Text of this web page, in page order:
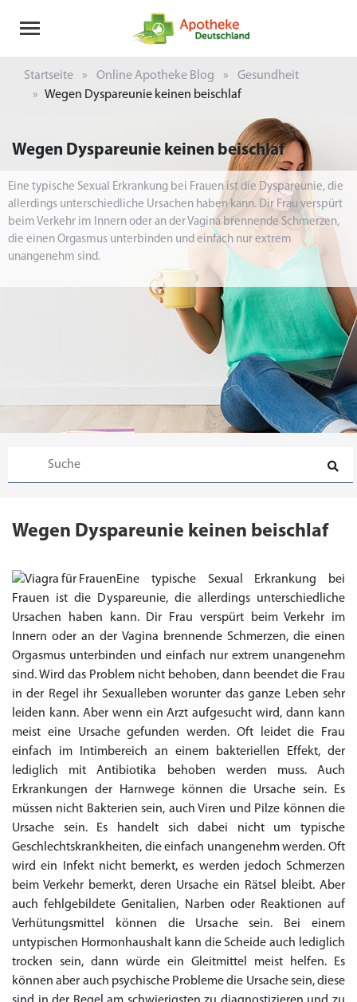
Startseite Online Apotheke Blog
Gesundheit
Wegen Dyspareunie keinen beischlaf
Wegen Dyspareunie keinen beischlaf
Eine typische Sexual Erkrankung bei Frauen ist die Dyspareunie, die
allerdings unterschiedliche Ursachen haben kann. Dir Frau verspürt
beim Verkehr im Innern oder an der Vagina brennende Schmerzen,
die einen Orgasmus unterbinden und einfach nur extrem
unangenehm sind.
Wegen Dyspareunie keinen beischlaf
Eine typische Sexual Erkrankung bei
Frauen ist die Dyspareunie, die allerdings unterschiedliche
Ursachen haben kann. Dir Frau verspürt beim Verkehr im
Innern oder an der Vagina brennende Schmerzen, die einen
Orgasmus unterbinden und einfach nur extrem unangenehm
sind. Wird das Problem nicht behoben, dann beendet die Frau
in der Regel ihr Sexualleben worunter das ganze Leben sehr
leiden kann. Aber wenn ein Arzt aufgesucht wird, dann kann
meist eine Ursache gefunden werden. Oft leidet die Frau
einfach im Intimbereich an einem bakteriellen Effekt, der
lediglich mit Antibiotika behoben werden muss. Auch
Erkrankungen der Harnwege können die Ursache sein. Es
müssen nicht Bakterien sein, auch Viren und Pilze können die
Ursache sein. Es handelt sich dabei nicht um typische
Geschlechtskrankheiten, die einfach unangenehm werden. Oft
wird ein Infekt nicht bemerkt, es werden jedoch Schmerzen
beim Verkehr bemerkt, deren Ursache ein Rätsel bleibt. Aber
auch fehlgebildete Genitalien, Narben oder Reaktionen auf
Verhütungsmittel können die Ursache sein. Bei einem
untypischen Hormonhaushalt kann die Scheide auch lediglich
trocken sein, dann würde ein Gleitmittel meist helfen. Es
können aber auch psychische Probleme die Ursache sein, diese
Sildenafil 100mg
€26.35
← Return to shop to Cart
Cialis Original
€28.17
← Return to shop to Cart
Levitra Original
€29.08
← Return to shop to Cart
Viagra Generika
€23.62
← Return to shop to Cart
Cialis Generika
€29.98
← Return to shop to Cart
Levitra Generika
€27.26
← Return to shop to Cart
Viagra Soft Tabs
€36.34
← Return to shop to Cart
Kamagra Oral Jelly
€29.08
← Return to shop to Cart
Kamagra 100mg
€62.69
← Return to shop to Cart
Super Kamagra
€25.44
← Return to shop to Cart
Kamagra Gold
€138.11
← Return to shop to Cart
Cialis Professional
€56.33
← Return to shop to Cart
Levitra Professional
€45.43
← Return to shop to Cart
Tadagra Professional
€0.00
← Return to shop to Cart
Apcalis Oral Jelly
€37.25
← Return to shop to Cart
Priligy Generika
Dapoxetin
€15.45
to Cart
Spedra Generika
€0.00
← Return to shop to Cart
LIDA Dai dai hua
€0.00
← Return to shop to Cart
Xenical Generika
€0.00
← Return to shop to Cart
Lovegra
€14.54
← Return to shop to Cart
Addyi Generika
€0.00
← Return to shop to Cart
Ladygra
€0.00
← Return to shop to Cart